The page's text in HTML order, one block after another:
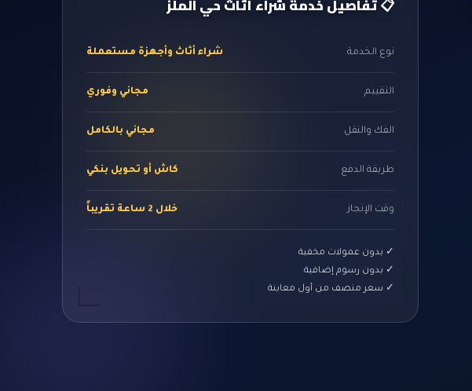
📋 تفاصيل خدمة شراء أثاث حي الملز
نوع الخدمة شراء أثاث وأجهزة مستعملة
التقييم مجاني وفوري
الفك والنقل مجاني بالكامل
طريقة الدفع كاش أو تحويل بنكي
وقت الإنجاز خلال 2 ساعة تقريباً
✓ بدون عمولات مخفية
✓ بدون رسوم إضافية
✓ سعر منصف من أول معاينة